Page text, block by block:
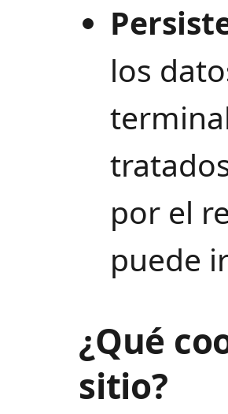
los
por el
puede
¿Qué
sitio?